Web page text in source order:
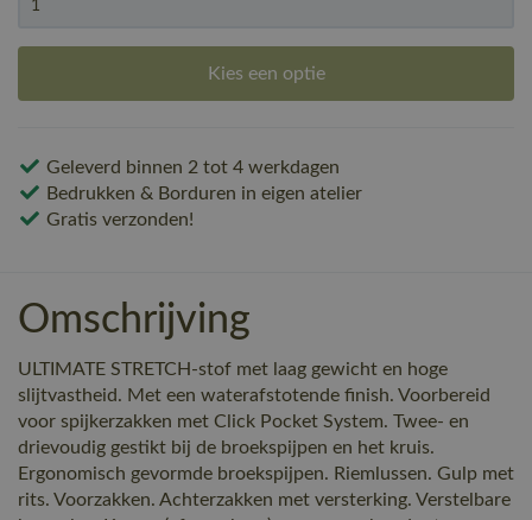
Kies een optie
Geleverd binnen 2 tot 4 werkdagen
Bedrukken & Borduren in eigen atelier
Gratis verzonden!
Omschrijving
ULTIMATE STRETCH-stof met laag gewicht en hoge
slijtvastheid. Met een waterafstotende finish. Voorbereid
voor spijkerzakken met Click Pocket System. Twee- en
drievoudig gestikt bij de broekspijpen en het kruis.
Ergonomisch gevormde broekspijpen. Riemlussen. Gulp met
rits. Voorzakken. Achterzakken met versterking. Verstelbare